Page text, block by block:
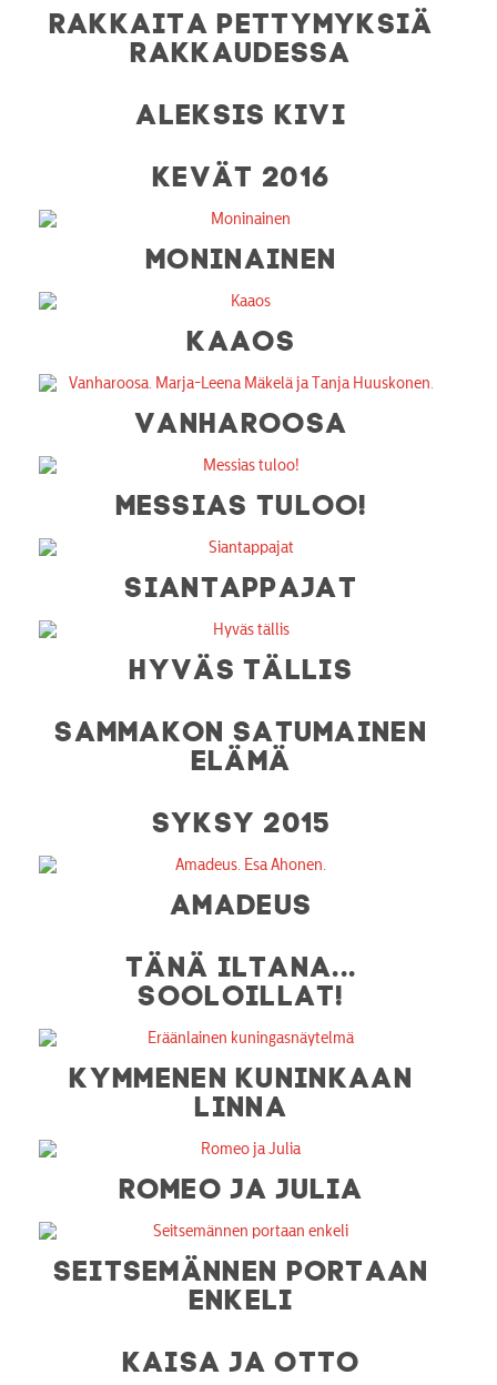
RAKKAITA PETTYMYKSIÄ
RAKKAUDESSA
ALEKSIS KIVI
KEVÄT 2016
MONINAINEN
KAAOS
VANHAROOSA
MESSIAS TULOO!
SIANTAPPAJAT
HYVÄS TÄLLIS
SAMMAKON SATUMAINEN
ELÄMÄ
SYKSY 2015
AMADEUS
TÄNÄ ILTANA...
SOOLOILLAT!
KYMMENEN KUNINKAAN
LINNA
ROMEO JA JULIA
SEITSEMÄNNEN PORTAAN
ENKELI
KAISA JA OTTO